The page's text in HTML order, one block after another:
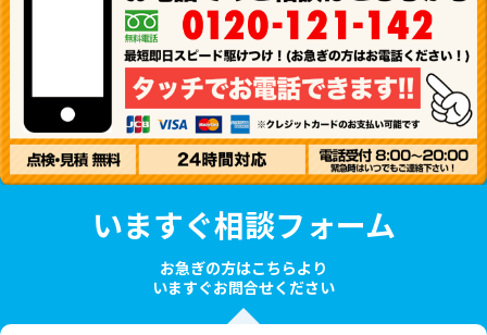
いますぐ相談フォーム
お急ぎの方はこちらより
いますぐお問合せください